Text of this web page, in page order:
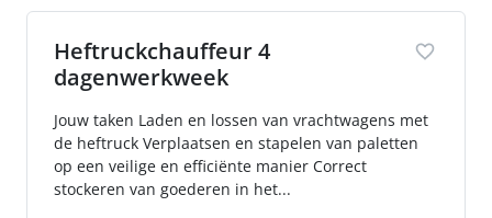
Heftruckchauffeur 4
dagenwerkweek
Jouw taken Laden en lossen van vrachtwagens met
de heftruck Verplaatsen en stapelen van paletten
op een veilige en efficiënte manier Correct
stockeren van goederen in het...